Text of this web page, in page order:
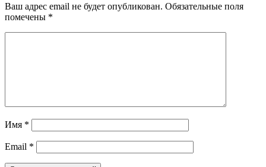
Ваш адрес email не будет опубликован. Обязательные поля
помечены *
Имя *
Email *